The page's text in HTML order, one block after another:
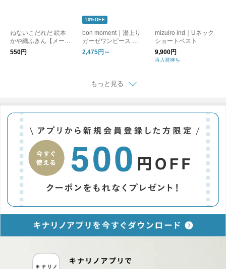
ねないこだれだ 絵本
かや織ふきん【メール
便可】
550円
10%OFF
bon moment｜湯上り
ガーゼワンピース ル
ームワンピース
2,475円～
mizuiro ind｜Uネック
ショートベスト
9,900円
再入荷待ち
もっと見る